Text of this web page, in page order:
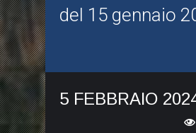
del 15 gennaio
5 FEBBRAIO